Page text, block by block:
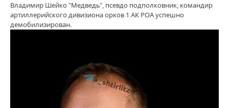
Владимир Шейко "Медведь", псевдо подполковник, командир
артиллерийского дивизиона орков 1 АК РОА успешно
демобилизирован.